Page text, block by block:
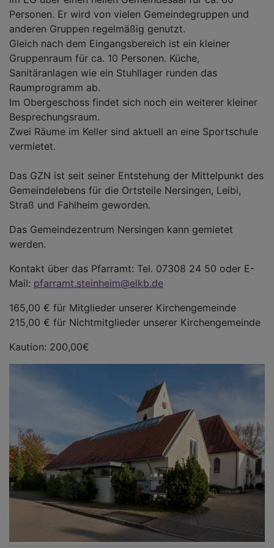
Personen. Er wird von vielen Gemeindegruppen und
anderen Gruppen regelmäßig genutzt.
Gleich nach dem Eingangsbereich ist ein kleiner
Gruppenraum für ca. 10 Personen. Küche,
Sanitäranlagen wie ein Stuhllager runden das
Raumprogramm ab.
Im Obergeschoss findet sich noch ein weiterer kleiner
Besprechungsraum.
Zwei Räume im Keller sind aktuell an eine Sportschule
vermietet.
Das GZN ist seit seiner Entstehung der Mittelpunkt des
Gemeindelebens für die Ortsteile Nersingen, Leibi,
Straß und Fahlheim geworden.
Das Gemeindezentrum Nersingen kann gemietet
werden.
Kontakt über das Pfarramt: Tel. 07308 24 50 oder E-
Mail: pfarramt.steinheim@elkb.de
165,00 € für Mitglieder unserer Kirchengemeinde
215,00 € für Nichtmitglieder unserer Kirchengemeinde
Kaution: 200,00€